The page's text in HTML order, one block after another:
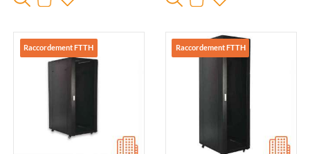
Raccordement FTTH Raccordement FTTH